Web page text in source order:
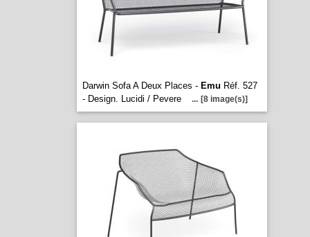
Darwin Sofa A Deux Places - Emu Réf. 527
- Design. Lucidi / Pevere
... [8 image(s)]